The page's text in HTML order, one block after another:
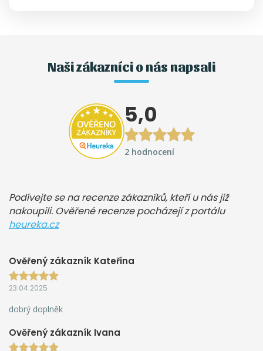
Naši zákazníci o nás napsali
5,0
2 hodnocení
Podívejte se na recenze zákazníků, kteří u nás již
nakoupili. Ověřené recenze pocházejí z portálu
heureka.cz
Ověřený zákazník Kateřina
23.04.2025
dobrý doplněk
Ověřený zákazník Ivana